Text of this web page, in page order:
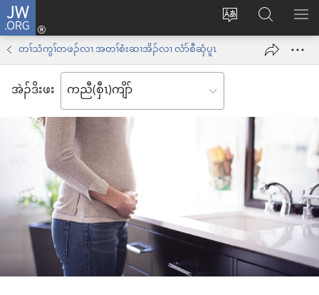
JW.ORG
ဆီ
ကျိာ်
လၢ
န
အဲၣ်
ဒိး
ကွၢ်
နုာ်
လီၤ
အိး
ထီၣ်
လၢ
သီ
တ
ဘ့ၣ်
ဃု
JW.ORGဖျါ​​
တၢ်သံကွၢ်တဖၣ်လၢ အတၢ်စံးဆၢအိၣ်လၢ လံာ်စီဆှံပူၤ
အဲၣ်​ဒိး​ဖး